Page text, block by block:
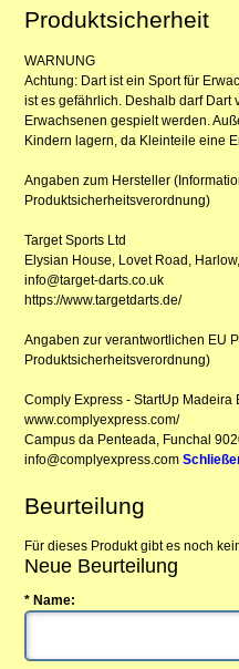
Produktsicherheit
WARNUNG
Achtung: Dart ist ein Sport für
ist es gefährlich. Deshalb darf Dart
Erwachsenen gespielt werden.
Kindern lagern, da Kleinteile eine
Angaben zum Hersteller
Produktsicherheitsverordnung)
Target Sports Ltd
Elysian House, Lovet Road,
info@target-darts.co.uk
https://www.targetdarts.de/
Angaben zur verantwortlichen EU
Produktsicherheitsverordnung)
Comply Express - StartUp Madeira
www.complyexpress.com/
Campus da Penteada, Funchal
info@complyexpress.com
Beurteilung
Für dieses Produkt gibt es noch
Neue Beurteilung
* Name: